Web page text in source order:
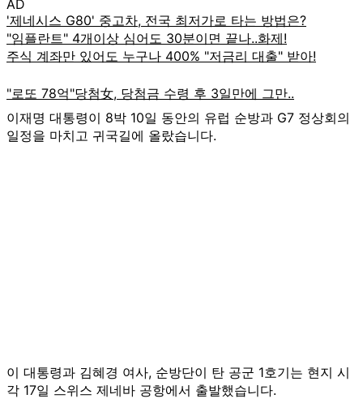
AD
이재명 대통령이 8박 10일 동안의 유럽 순방과 G7 정상회의
일정을 마치고 귀국길에 올랐습니다.
이 대통령과 김혜경 여사, 순방단이 탄 공군 1호기는 현지 시
각 17일 스위스 제네바 공항에서 출발했습니다.